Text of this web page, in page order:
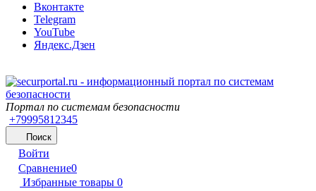
Вконтакте
Telegram
YouTube
Яндекс.Дзен
Портал по системам безопасности
+79995812345
Поиск
Войти
Сравнение0
Избранные товары 0